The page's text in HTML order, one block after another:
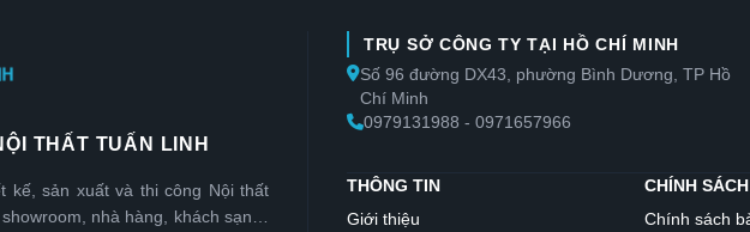
THẤT TUẤN LINH
kế, sản xuất và thi công Nội thất
nhà hàng, khách sạn…
TRỤ SỞ CÔNG TY TẠI HỒ CHÍ MINH
Số 96 đường DX43, phường Bình Dương, TP Hồ
Chí Minh
0979131988 - 0971657966
THÔNG TIN
Giới thiệu
CHÍNH SÁCH
Chính sách